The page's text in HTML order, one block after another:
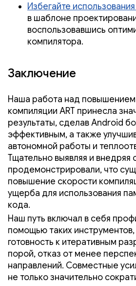
Избегайте
в шаблоне
воспользовавшись
компилятора.
Заключение
Наша работа над повышением
компиляции ART принесла
результаты, сделав Android
эффективным, а также
автономной работы и
Тщательно выявляя и внедряя
продемонстрировали, что
повышение скорости
ущерба для использования
кода.
Наш путь включал в себя
помощью таких
готовность к итеративным
порой, отказ от менее
направлений. Совместные
не только значительно